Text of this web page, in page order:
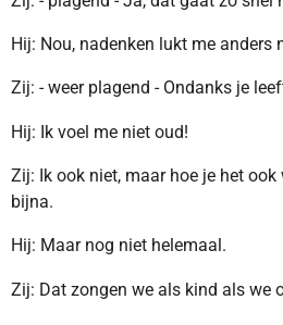
Hij: Nou, nadenken lukt me anders
Zij: - weer plagend - Ondanks je
Hij: Ik voel me niet oud!
Zij: Ik ook niet, maar hoe je het
bijna.
Hij: Maar nog niet helemaal.
Zij: Dat zongen we als kind als we